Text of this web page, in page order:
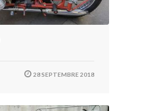
28 SEPTEMBRE 2018